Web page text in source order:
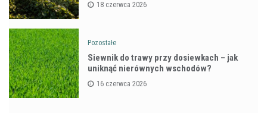
18 czerwca 2026
Pozostałe
Siewnik do trawy przy dosiewkach – jak
uniknąć nierównych wschodów?
16 czerwca 2026